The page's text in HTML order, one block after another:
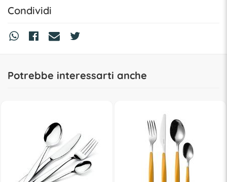
Condividi
Potrebbe interessarti anche